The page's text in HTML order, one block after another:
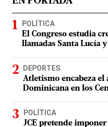
POLÍTICA
El Congreso estudia
llamadas Santa Lucía
DEPORTES
Atletismo encabeza el
Dominicana en los
POLÍTICA
JCE pretende